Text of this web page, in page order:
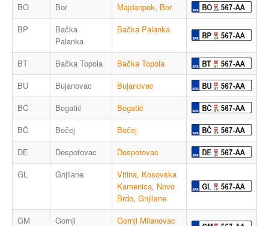
BO
Bor Majdanpek, Bor
BP
Bačka
Palanka
Bačka Palanka
BT Bačka Topola
Bačka Topola
BU
Bujanovac
Bujanovac
BĆ
Bogatić
Bogatić
BČ
Bečej
Bečej
DE
Despotovac
Despotovac
GL
Gnjilane Vitina, Kosovska
Kamenica, Novo
Brdo, Gnjilane
GM
Gornji
Gornji Milanovac